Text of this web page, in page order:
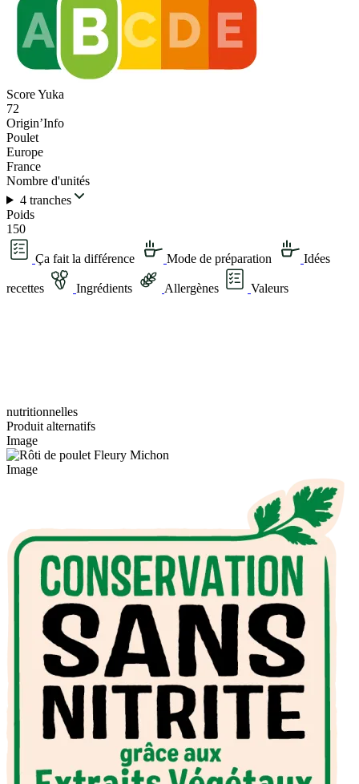
Score Yuka
72
Origin’Info
Poulet
Europe
France
Nombre d'unités
4 tranches
Poids
150
Ça fait la différence Mode de préparation Idées
recettes Ingrédients Allergènes Valeurs
nutritionnelles
Produit alternatifs
Image
Image